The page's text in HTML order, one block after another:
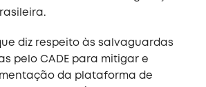
diz respeito às salvaguardas
pelo CADE para mitigar e
da plataforma de